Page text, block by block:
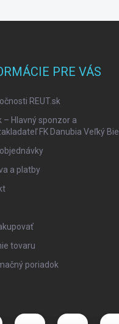
PRE VÁS
REUT.sk
– Hlavný sponzor a
FK Danubia Veľký Biel
a platby
tovaru
poriadok